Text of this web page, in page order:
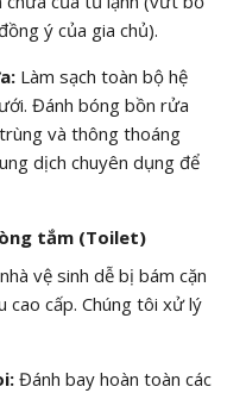
ý của gia chủ).
Làm sạch toàn bộ hệ
Đánh bóng bồn rửa
và thông thoáng
dịch chuyên dụng để
tắm (Toilet)
vệ sinh dễ bị bám cặn
cao cấp. Chúng tôi xử lý
Đánh bay hoàn toàn các